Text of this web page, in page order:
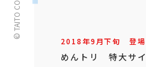
2018年9月下旬 登場
めんトリ 特大サ